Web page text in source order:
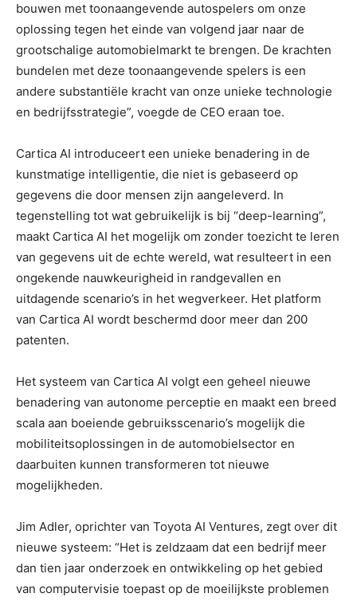
bouwen met toonaangevende autospelers om onze
oplossing tegen het einde van volgend jaar naar de
grootschalige automobielmarkt te brengen. De krachten
bundelen met deze toonaangevende spelers is een
andere substantiële kracht van onze unieke technologie
en bedrijfsstrategie”, voegde de CEO eraan toe.
Cartica AI introduceert een unieke benadering in de
kunstmatige intelligentie, die niet is gebaseerd op
gegevens die door mensen zijn aangeleverd. In
tegenstelling tot wat gebruikelijk is bij “deep-learning”,
maakt Cartica AI het mogelijk om zonder toezicht te leren
van gegevens uit de echte wereld, wat resulteert in een
ongekende nauwkeurigheid in randgevallen en
uitdagende scenario’s in het wegverkeer. Het platform
van Cartica AI wordt beschermd door meer dan 200
patenten.
Het systeem van Cartica AI volgt een geheel nieuwe
benadering van autonome perceptie en maakt een breed
scala aan boeiende gebruiksscenario’s mogelijk die
mobiliteitsoplossingen in de automobielsector en
daarbuiten kunnen transformeren tot nieuwe
mogelijkheden.
Jim Adler, oprichter van Toyota AI Ventures, zegt over dit
nieuwe systeem: “Het is zeldzaam dat een bedrijf meer
dan tien jaar onderzoek en ontwikkeling op het gebied
van computervisie toepast op de moeilijkste problemen